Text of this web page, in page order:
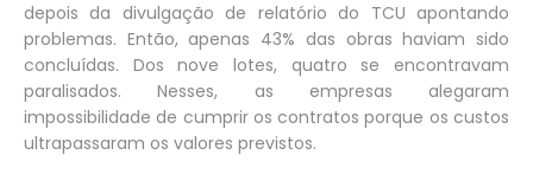
depois da divulgação de relatório do TCU apontando
problemas. Então, apenas 43% das obras haviam sido
concluídas. Dos nove lotes, quatro se encontravam
paralisados. Nesses, as empresas alegaram
impossibilidade de cumprir os contratos porque os custos
ultrapassaram os valores previstos.